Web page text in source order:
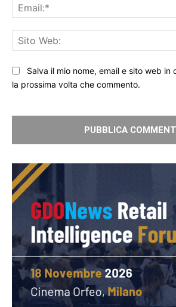
Salva il mio nome, email e sito web in
la prossima volta che commento.